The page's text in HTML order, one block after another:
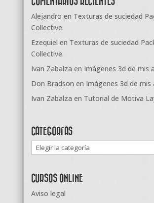
Alejandro en Texturas de suciedad
Collective.
Ezequiel en Texturas de suciedad
Collective.
Ivan Zabalza en Imágenes 3d de mis
Don Bradson en Imágenes 3d de mis
Ivan Zabalza en Tutorial de Motiva
CATEGORÍAS
Categorías
CURSOS ONLINE
Aviso legal